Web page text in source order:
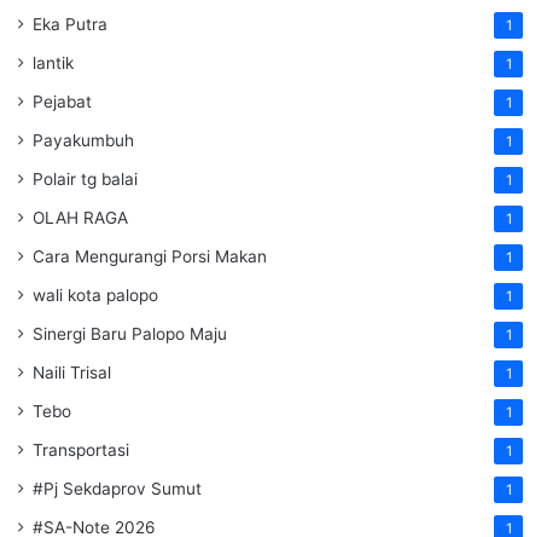
Eka Putra 1
lantik 1
Pejabat 1
Payakumbuh 1
Polair tg balai 1
OLAH RAGA 1
Cara Mengurangi Porsi Makan 1
wali kota palopo 1
Sinergi Baru Palopo Maju 1
Naili Trisal 1
Tebo 1
Transportasi 1
#Pj Sekdaprov Sumut 1
#SA-Note 2026 1